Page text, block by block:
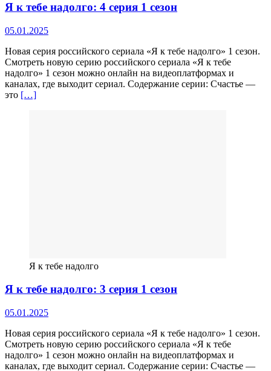
Я к тебе надолго: 4 серия 1 сезон
05.01.2025
Новая серия российского сериала «Я к тебе надолго» 1 сезон.
Смотреть новую серию российского сериала «Я к тебе
надолго» 1 сезон можно онлайн на видеоплатформах и
каналах, где выходит сериал. Содержание серии: Счастье —
это […]
Я к тебе надолго
Я к тебе надолго: 3 серия 1 сезон
05.01.2025
Новая серия российского сериала «Я к тебе надолго» 1 сезон.
Смотреть новую серию российского сериала «Я к тебе
надолго» 1 сезон можно онлайн на видеоплатформах и
каналах, где выходит сериал. Содержание серии: Счастье —